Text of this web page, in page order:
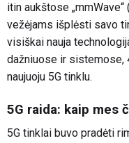
itin aukštose
vežėjams išplėsti savo
visiškai nauja
dažniuose ir sistemose,
naujuoju 5G tinklu.
5G raida: kaip mes
5G tinklai buvo pradėti